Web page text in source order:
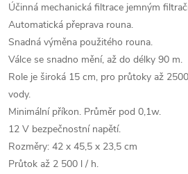
Účinná mechanická filtrace jemným
Automatická přeprava rouna.
Snadná výměna použitého rouna.
Válce se snadno mění, až do délky 90 m.
Role je široká 15 cm, pro průtoky až
vody.
Minimální příkon. Průměr pod 0,1w.
12 V bezpečnostní napětí.
Rozměry: 42 x 45,5 x 23,5 cm
Průtok až 2 500 l / h.